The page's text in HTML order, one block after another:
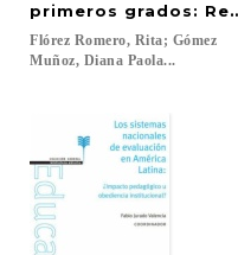
primeros grados:
Flórez Romero, Rita; Gómez
Muñoz, Diana Paola...